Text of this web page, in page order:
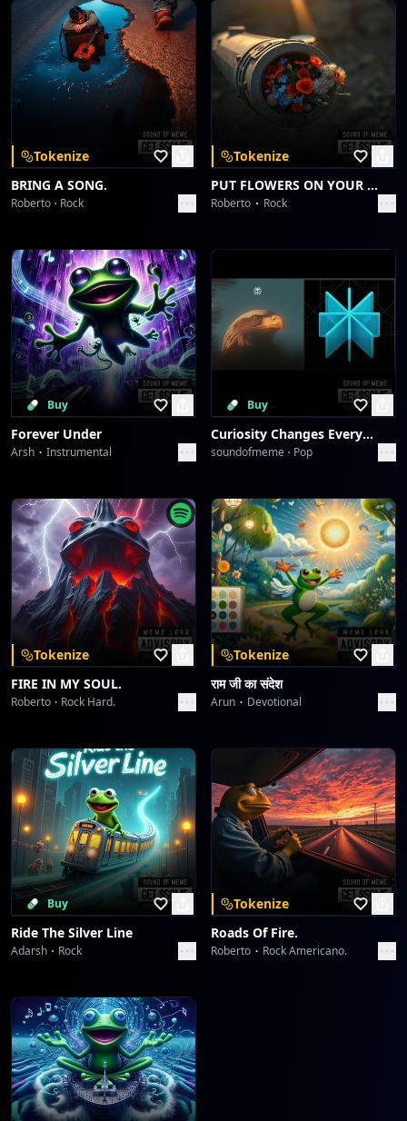
Tokenize
BRING A SONG.
Roberto Rock
Tokenize
PUT FLOWERS ON YOUR GUNS.
Roberto Rock
Buy
Forever Under
Arsh Instrumental
Buy
Curiosity Changes Everything
soundofmeme Pop
Tokenize
FIRE IN MY SOUL.
Roberto Rock Hard.
Tokenize
राम जी का संदेश
Arun Devotional
Buy
Ride The Silver Line
Adarsh Rock
Tokenize
Roads Of Fire.
Roberto Rock Americano.